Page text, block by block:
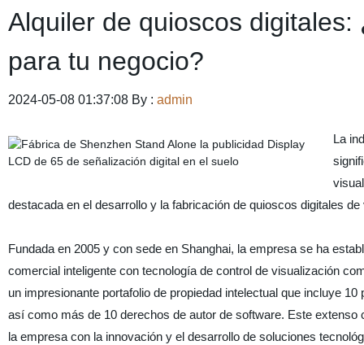
Alquiler de quioscos
para tu negocio?
2024-05-08 01:37:08 By : admin
La
destacada en el desarrollo y la fabricación de quioscos digitales de
Fundada en 2005 y con sede en Shanghai, la empresa se ha
comercial inteligente con tecnología de control de visualización
un impresionante portafolio de propiedad intelectual que incluye
así como más de 10 derechos de autor de software. Este
la empresa con la innovación y el desarrollo de soluciones